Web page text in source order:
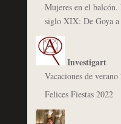
Mujeres en el
siglo XIX: De Goya a
Investigart
Vacaciones de verano
Felices Fiestas 2022